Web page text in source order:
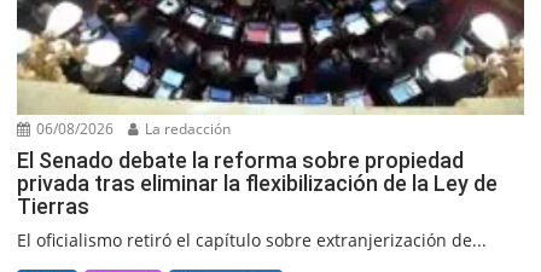
06/08/2026 La redacción
El Senado debate la reforma sobre propiedad
privada tras eliminar la flexibilización de la Ley de
Tierras
El oficialismo retiró el capítulo sobre extranjerización de...